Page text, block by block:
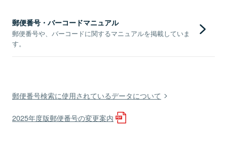
郵便番号・バーコードマニュアル
郵便番号や、バーコードに関するマニュアルを掲載していま
す。
郵便番号検索に使用されているデータについて
2025年度版郵便番号の変更案内